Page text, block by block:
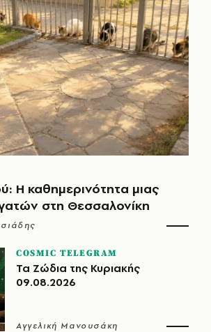
Η καθημερινότητα μιας
γατών στη Θεσσαλονίκη
COSMIC TELEGRAM
Τα Ζώδια της Κυριακής
09.08.2026
Αγγελική Μανουσάκη